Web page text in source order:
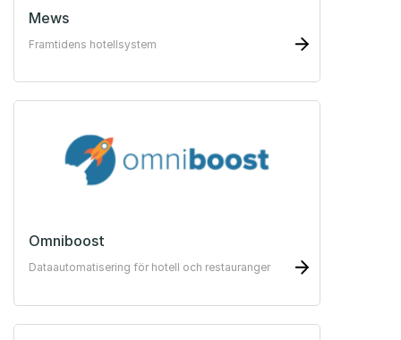
Mews
Framtidens hotellsystem
Omniboost
Dataautomatisering för hotell och restauranger